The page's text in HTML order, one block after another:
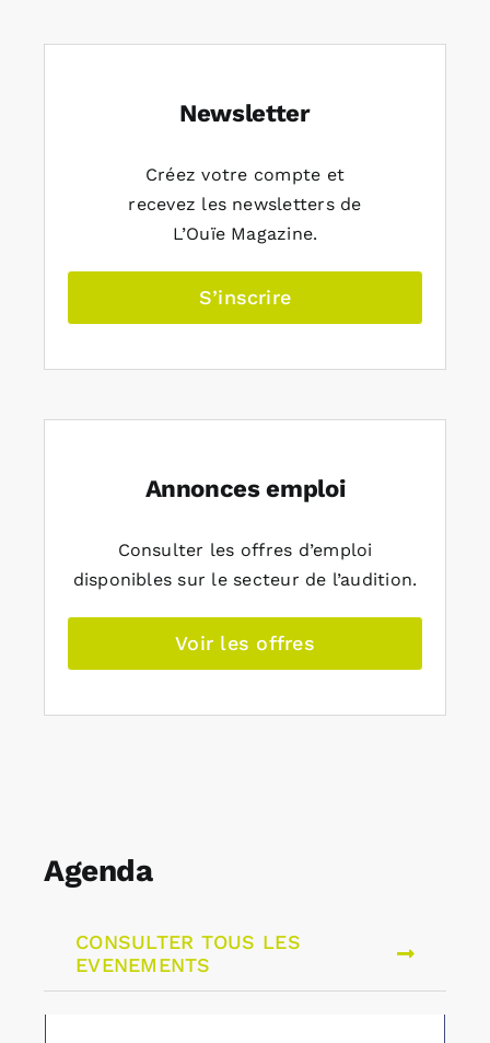
Newsletter
Créez votre compte et
recevez les newsletters de
L’Ouïe Magazine.
S’inscrire
Annonces emploi
Consulter les offres d’emploi
disponibles sur le secteur de l’audition.
Voir les offres
Agenda
CONSULTER TOUS LES
EVENEMENTS